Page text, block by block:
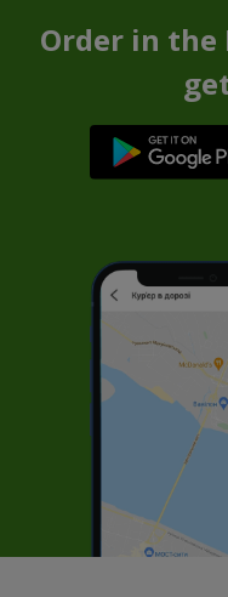
Order in the